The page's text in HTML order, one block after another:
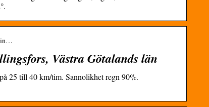
Västra Götalands län
25 till 40 km/tim. Sannolikhet regn 90%.